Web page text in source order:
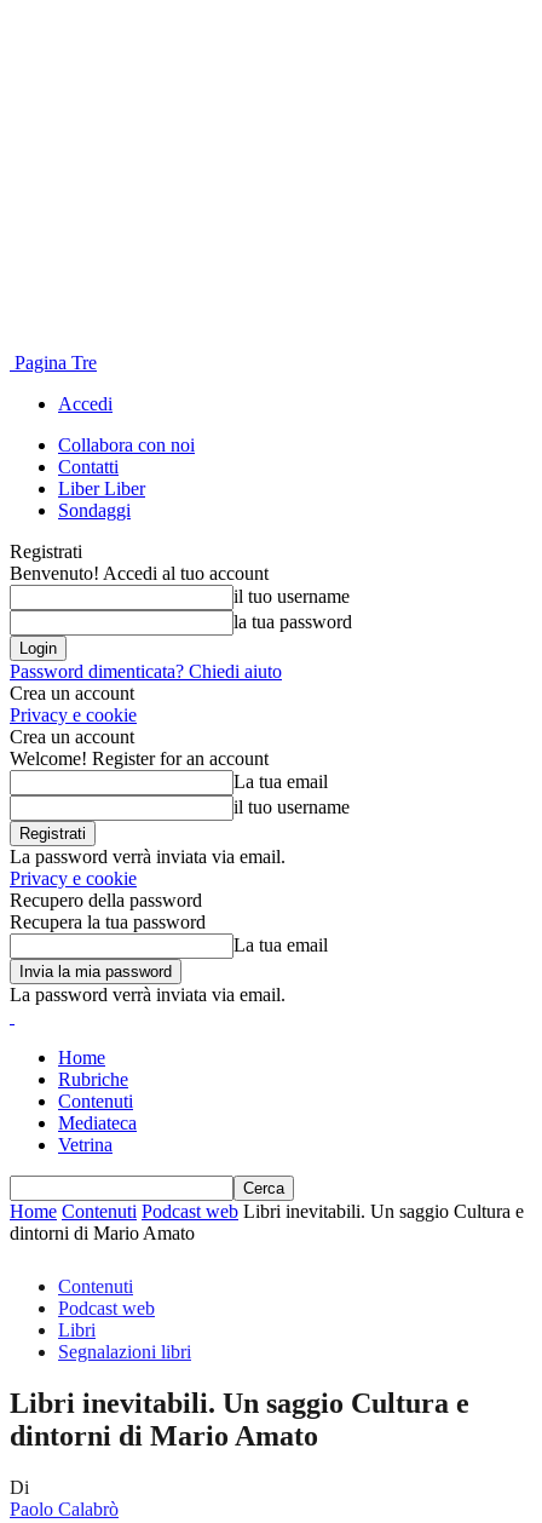
Pagina Tre
Accedi
Collabora con noi
Contatti
Liber Liber
Sondaggi
Registrati
Benvenuto! Accedi al tuo account
il tuo username
la tua password
Password dimenticata? Chiedi aiuto
Crea un account
Privacy e cookie
Crea un account
Welcome! Register for an account
La tua email
il tuo username
La password verrà inviata via email.
Privacy e cookie
Recupero della password
Recupera la tua password
La tua email
La password verrà inviata via email.
Home
Rubriche
Contenuti
Mediateca
Vetrina
Home Contenuti Podcast web Libri inevitabili. Un saggio Cultura e
dintorni di Mario Amato
Contenuti
Podcast web
Libri
Segnalazioni libri
Libri inevitabili. Un saggio Cultura e
dintorni di Mario Amato
Di
Paolo Calabrò